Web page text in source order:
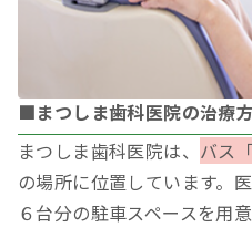
■まつしま歯科医院の治療
まつしま歯科医院は、 バス
の場所に位置しています。
６台分の駐車スペースを用